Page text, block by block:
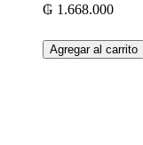
₲ 1.668.000
Agregar al carrito